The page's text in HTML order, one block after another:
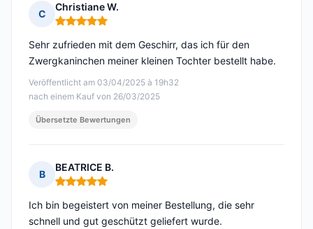
C
Christiane W.
Hinweis: 5 von 5
Veröffentlicht am 03/04/2025 à 19h32
nach einem Kauf von 26/03/2025
Sehr zufrieden mit dem Geschirr, das ich für den
Zwergkaninchen meiner kleinen Tochter bestellt habe.
Übersetzte Bewertungen
B
BEATRICE B.
Hinweis: 5 von 5
Ich bin begeistert von meiner Bestellung, die sehr
schnell und gut geschützt geliefert wurde.